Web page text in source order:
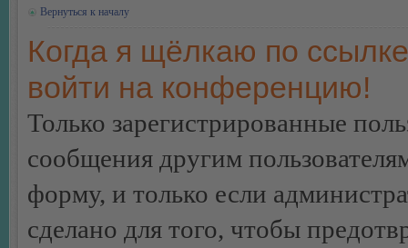
Вернуться к началу
Когда я щёлкаю по
войти на конференцию!
Только зарегистрированные
сообщения другим
форму, и только если
сделано для того, чтобы